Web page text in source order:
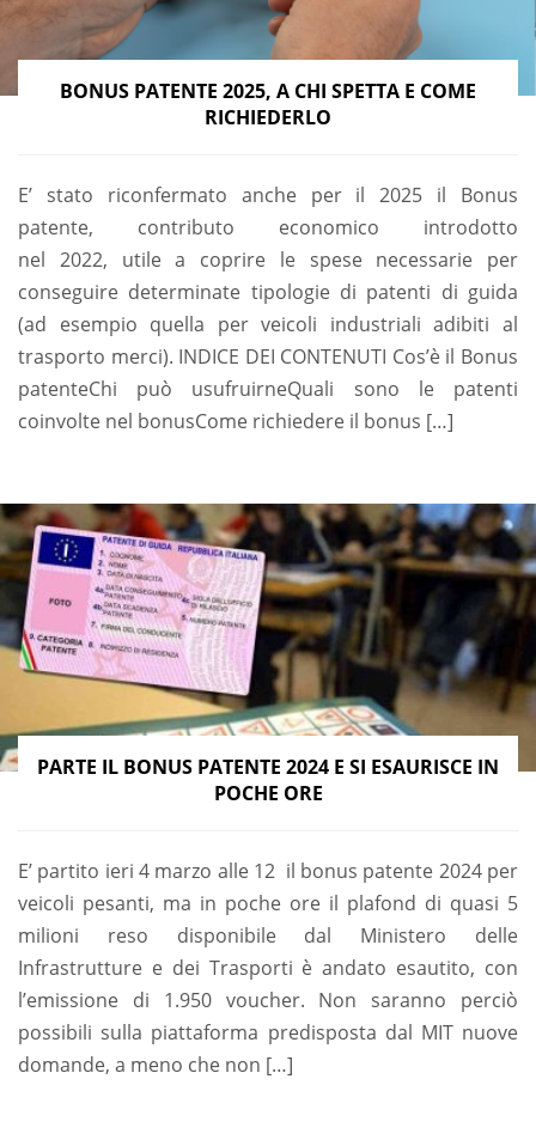
BONUS PATENTE 2025, A CHI SPETTA E COME
RICHIEDERLO
E’ stato riconfermato anche per il 2025 il Bonus
patente, contributo economico introdotto
nel 2022, utile a coprire le spese necessarie per
conseguire determinate tipologie di patenti di guida
(ad esempio quella per veicoli industriali adibiti al
trasporto merci). INDICE DEI CONTENUTI Cos’è il Bonus
patenteChi può usufruirneQuali sono le patenti
coinvolte nel bonusCome richiedere il bonus […]
PARTE IL BONUS PATENTE 2024 E SI ESAURISCE IN
POCHE ORE
E’ partito ieri 4 marzo alle 12 il bonus patente 2024 per
veicoli pesanti, ma in poche ore il plafond di quasi 5
milioni reso disponibile dal Ministero delle
Infrastrutture e dei Trasporti è andato esautito, con
l’emissione di 1.950 voucher. Non saranno perciò
possibili sulla piattaforma predisposta dal MIT nuove
domande, a meno che non […]